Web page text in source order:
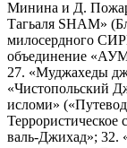
Минина и Д.
Тагьаля SHAM»
милосердного
объединение
27. «Муджахеды
«Чистопольский
исломи»
Террористическое
валь-Джихад»; 32.